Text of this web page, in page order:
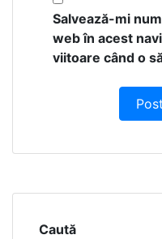
Salvează-mi
web în acest
viitoare când o
Caută